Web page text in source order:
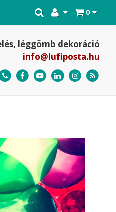
0
léggömb dekoráció
info@lufiposta.hu